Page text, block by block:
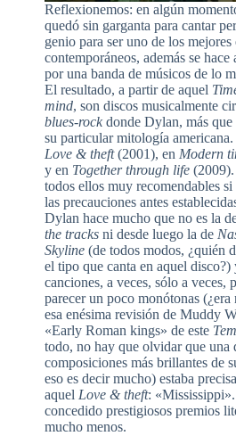
Reflexionemos: en algún
quedó sin garganta para cantar
genio para ser uno de los mejores
contemporáneos, además se hace
por una banda de músicos de lo
El resultado, a partir de aquel
mind, son discos musicalmente
blues-rock donde Dylan, más que
su particular mitología
Love & theft(2001), en Modern
y en Together through life
todos ellos muy recomendables si
las precauciones antes
Dylan hace mucho que no es la
the tracks ni desde luego la de
Skyline (de todos modos, ¿quién
el tipo que canta en aquel disco?)
canciones, a veces, sólo a veces,
parecer un poco monótonas (¿era
esa enésima revisión de Muddy
«Early Roman kings» de este
todo, no hay que olvidar que una
composiciones más brillantes de
eso es decir mucho) estaba
aquel Love & theft:
concedido prestigiosos premios
mucho menos.